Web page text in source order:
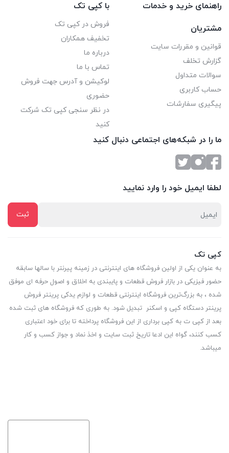
راهنمای خرید و خدمات
مشتریان
قوانین و مقررات سایت
گزارش تخلف
سوالات متداول
حساب کاربری
پیگیری سفارشات
با کپی تک
فروش در کپی تک
تخفیف همکاران
درباره ما
تماس با ما
لوکیشن و آدرس جهت فروش
حضوری
در نظر سنجی کپی تک شرکت
کنید
ما را در شبکه‌های اجتماعی دنبال کنید
لطفا ایمیل خود را وارد نمایید
کپی تک
به عنوان یکی از اولین فروشگاه های اینترنتی در زمینه پیرنتر با سالها سابقه
حضور فیزیکی در بازار فروش قطعات و پایبندی به اخلاق و اصول حرفه ای موفق
شده ، به بزرگ‌ترین فروشگاه اینترنتی قطعات و لوازم یدکی پرینتر فروش
پرینتر دستگاه کپی و اسکنر تبدیل شود. به طوری که فروشگاه های ثبت شده
بعد از کپی ت به کپی برداری از این فروشگاه پرداخته تا برای خود اعتباری
کسب کنند، گواه این ادعا تاریخ ثبت سایت و اخذ نماد و جواز کسب و کار
میباشد.